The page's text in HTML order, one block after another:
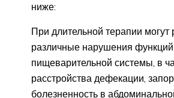
ниже:
При длительной терапии могут
различные нарушения функций
пищеварительной системы, в
расстройства дефекации,
болезненность в